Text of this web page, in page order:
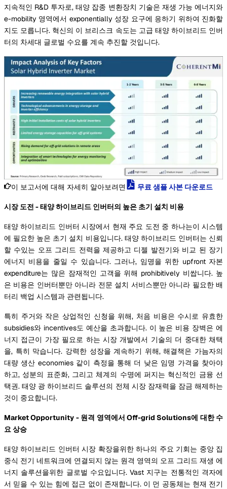
지속적인 R&D 투자로, 태양 잡종 변환장치 기술은 재생 가능 에너지와
e-mobility 영역에서 exponentially 성장 요구에 응하기 위하여 진화할
지도 모릅니다. 혁신의 이 브리스크 속도는 고급 태양 하이브리드 인버
터의 차세대 글로벌 수요를 계속 추진할 것입니다.
이 보고서에 대해 자세히 알아보려면 무료 샘플 사본 다운로드
시장 도전 - 태양 하이브리드 인버터의 높은 초기 설치 비용
태양 하이브리드 인버터 시장에서 현재 주요 도전 중 하나는이 시스템
에 필요한 높은 초기 설치 비용입니다. 태양 하이브리드 인버터는 신뢰
할 수있는 오프 그리드 전력을 제공하고 디젤 발전기와 비교 된 장기
에너지 비용을 줄일 수 있습니다. 그러나, 임명을 위한 upfront 자본
expenditure는 많은 잠재적인 고객을 위해 prohibitively 비쌉니다. 높
은 비용은 인버터뿐만 아니라 전문 설치 서비스뿐만 아니라 필요한 배
터리 백업 시스템과 관련됩니다.
특히 주거와 작은 상업적인 신청을 위해, 처음 비용은 수시로 유효한
subsidies와 incentives도 예산을 초과합니다. 이 높은 비용 장벽은 에
너지 접근이 가장 필요로 하는 시장 개발에서 기술의 더 중대한 채택
을, 특히 막습니다. 강력한 성장을 계속하기 위해, 해결책은 가늠자의
대량 생산 economies 같이 측정을 통해 더 낮은 임명 가격을 찾아야
하고, 성분의 표준화, 그리고 체계의 수명에 퍼지는 혁신적인 금융 선
택권. 태양 광 하이브리드 솔루션의 전체 시장 잠재력을 잠금 해제하는
것이 중요합니다.
Market Opportunity - 원격 영역에서 Off-grid Solutions에 대한 수
요 상승
태양 하이브리드 인버터 시장 확장을위한 하나의 주요 기회는 중앙 집
중식 전기 네트워크에 연결되지 않는 원격 영역의 오프 그리드 재생 에
너지 솔루션을위한 글로벌 수요입니다. Vast 지구는 전통적인 격자에
서 믿을 수 있는 힘에 접근 없이 존재합니다. 이 먼 공동체는 현재 전기